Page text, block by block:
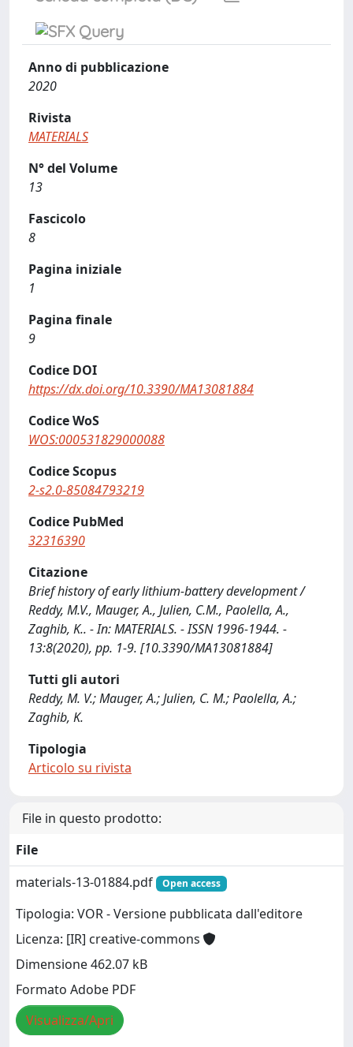
Anno di pubblicazione
2020
Rivista
MATERIALS
N° del Volume
13
Fascicolo
8
Pagina iniziale
1
Pagina finale
9
Codice DOI
https://dx.doi.org/10.3390/MA13081884
Codice WoS
WOS:000531829000088
Codice Scopus
2-s2.0-85084793219
Codice PubMed
32316390
Citazione
Brief history of early lithium-battery development /
Reddy, M.V., Mauger, A., Julien, C.M., Paolella, A.,
Zaghib, K.. - In: MATERIALS. - ISSN 1996-1944. -
13:8(2020), pp. 1-9. [10.3390/MA13081884]
Tutti gli autori
Reddy, M. V.; Mauger, A.; Julien, C. M.; Paolella, A.;
Zaghib, K.
Tipologia
Articolo su rivista
File in questo prodotto:
File
materials-13-01884.pdf
Open access
Tipologia: VOR - Versione pubblicata dall'editore
Licenza: [IR] creative-commons
Dimensione 462.07 kB
Formato Adobe PDF
Visualizza/Apri